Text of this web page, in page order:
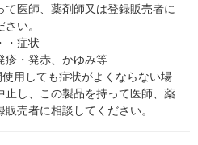
て医師、薬剤師又は登録販売者に
い。
・症状
疹・発赤、かゆみ等
用しても症状がよくならない場
止し、この製品を持って医師、薬
販売者に相談してください。